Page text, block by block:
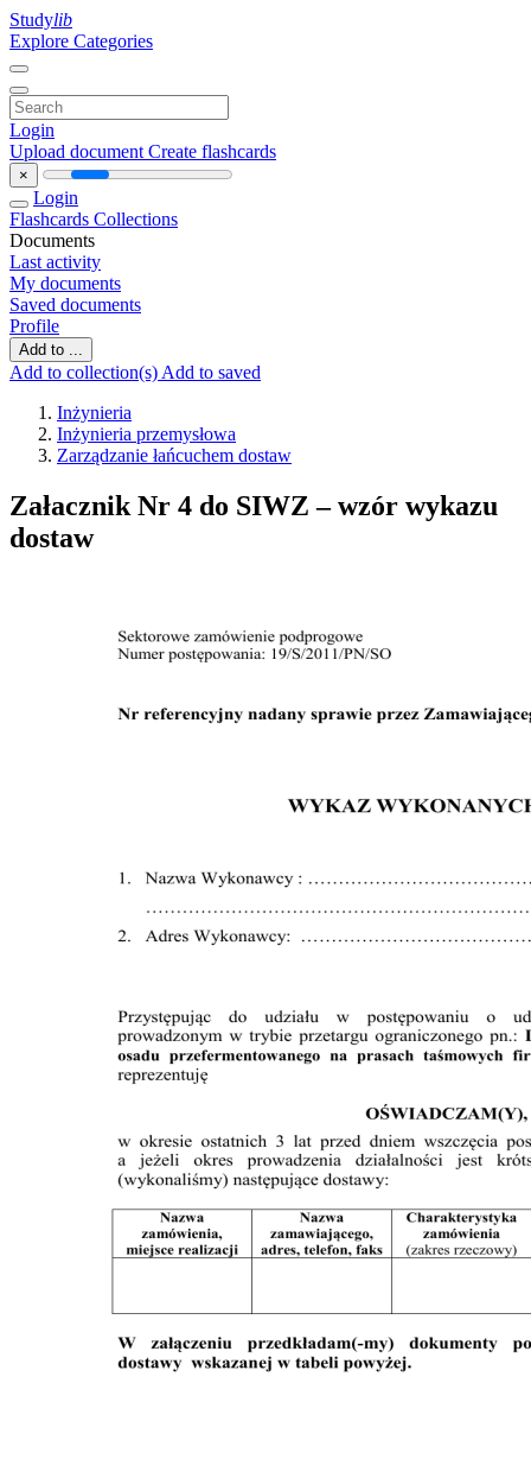
Studylib
Explore Categories
Login
Upload document Create flashcards
×
Login
Flashcards Collections
Documents
Last activity
My documents
Saved documents
Profile
Add to ...
Add to collection(s) Add to saved
Inżynieria
Inżynieria przemysłowa
Zarządzanie łańcuchem dostaw
Załacznik Nr 4 do SIWZ – wzór wykazu
dostaw